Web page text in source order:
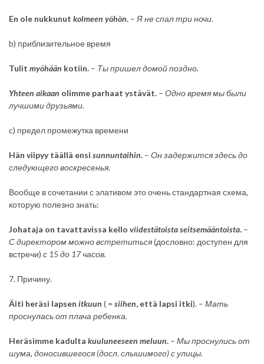
En ole nukkunut kolmeen yöhön. – Я не спал три ночи.
b) приблизительное время
Tulit myöhään kotiin. – Ты пришел домой поздно.
Yhteen aikaan olimme parhaat ystävät. – Одно время мы были
лучшими друзьями.
c) предел промежутка времени
Hän viipyy täällä ensi sunnuntaihin. – Он задержится здесь до
следующего воскресенья.
Вообще в сочетании с элативом это очень стандартная схема,
которую полезно знать:
Johataja on tavattavissa kello viidestätoistaseitsemääntoista. –
С директором можно встретиться(дословно: доступен для
встречи) с 15 до 17 часов.
7. Причину.
Äiti heräsi lapsen itkuun ( = siihen, että lapsi itki). – Мать
проснулась от плача ребенка.
Heräsimme kadulta kuuluneeseen meluun. – Мы проснулись от
шума, доносившегося (досл. слышимого) с улицы.